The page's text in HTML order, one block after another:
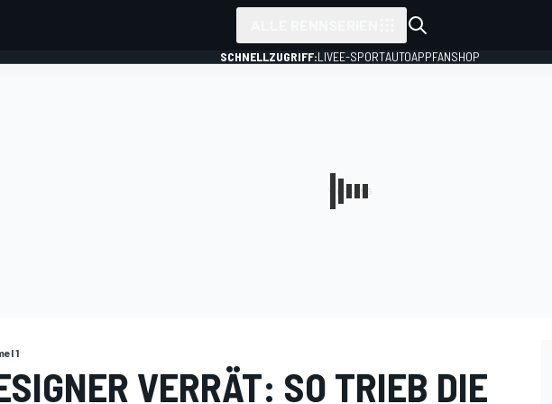
SCHNELLZUGRIFF:LIVEE-SPORTAUTOAPPFANSHOP
1
VERRÄT: SO TRIEB DIE